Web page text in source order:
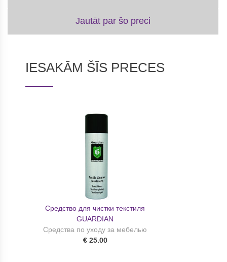
Jautāt par šo preci
IESAKĀM ŠĪS PRECES
Средство для чистки текстиля
GUARDIAN
Средства по уходу за мебелью
€ 25.00